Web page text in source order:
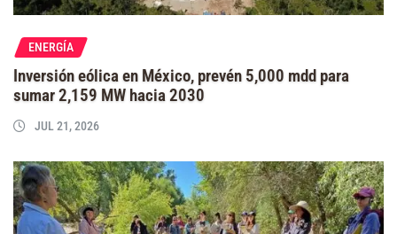
ENERGÍA
Inversión eólica en México, prevén 5,000 mdd para
sumar 2,159 MW hacia 2030
JUL 21, 2026